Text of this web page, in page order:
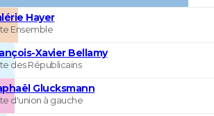
Hayer
Ensemble
Xavier Bellamy
des Républicains
Glucksmann
d'union à gauche